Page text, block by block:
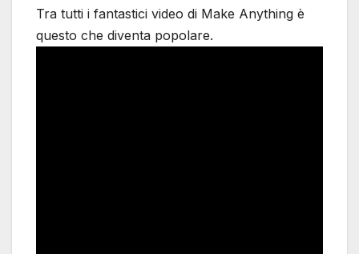
Tra tutti i fantastici video di Make Anything è
questo che diventa popolare.